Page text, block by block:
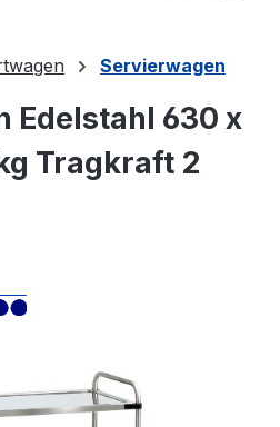
Servierwagen
Edelstahl 630 x
Tragkraft 2